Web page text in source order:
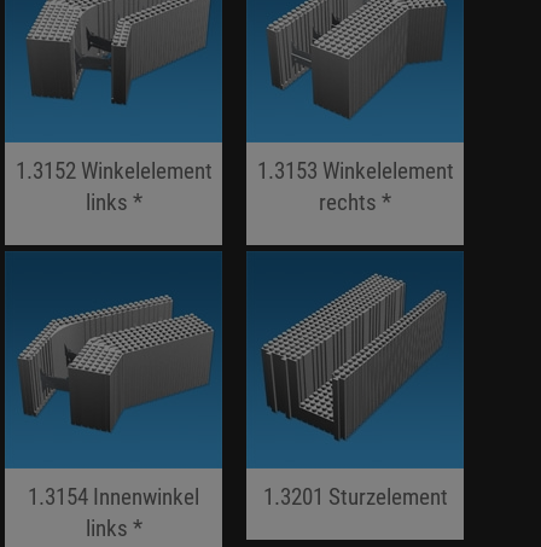
1.3152 Winkelelement
links *
1.3153 Winkelelement
rechts *
1.3154 Innenwinkel
links *
1.3201 Sturzelement